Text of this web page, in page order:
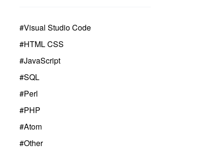
#Visual Studio Code
#HTML CSS
#JavaScript
#SQL
#Perl
#PHP
#Atom
#Other